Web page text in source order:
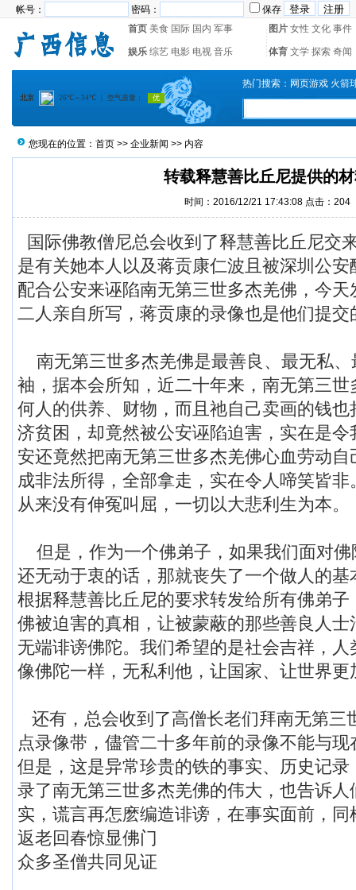
帐号： 密码：
保存
首页 美食 国际 国内 军事 图片 女性 文化 事件
娱乐 综艺 电影 电视 音乐 体育 文学 探索 奇闻
热门搜索： 网页游戏 火箭
您现在的位置： 首页 >> 企业新闻 >> 内容
转载释慧善比丘尼提供的
时间：2016/12/21 17:43:08 点击： 204
国际佛教僧尼总会收到了释慧善比丘尼交
是有关她本人以及蒋贡康仁波且被深圳公
配合公安来诬陷南无第三世多杰羌佛，今
二人亲自所写，蒋贡康的录像也是他们提交
南无第三世多杰羌佛是最善良、最无私、
袖，据本会所知，近二十年来，南无第三
何人的供养、财物，而且祂自己卖画的钱
济贫困，却竟然被公安诬陷迫害，实在是
安还竟然把南无第三世多杰羌佛心血劳动
成非法所得，全部拿走，实在令人啼笑皆
从来没有伸冤叫屈，一切以大悲利生为本。
但是，作为一个佛弟子，如果我们面对佛
还无动于衷的话，那就丧失了一个做人的
根据释慧善比丘尼的要求转发给所有佛弟
佛被迫害的真相，让被蒙蔽的那些善良人
无端诽谤佛陀。我们希望的是社会吉祥，
像佛陀一样，无私利他，让国家、让世界更
还有，总会收到了高僧长老们拜南无第三
点录像带，儘管二十多年前的录像不能与
但是，这是异常珍贵的铁的事实、历史记
录了南无第三世多杰羌佛的伟大，也告诉
实，谎言再怎麽编造诽谤，在事实面前，
返老回春惊显佛门
众多圣僧共同见证